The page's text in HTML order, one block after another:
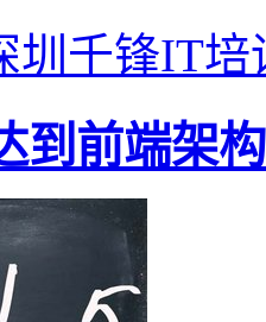
圳千锋IT培
到前端架